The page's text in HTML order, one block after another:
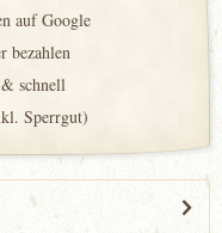
auf Google
bezahlen
schnell
Sperrgut)